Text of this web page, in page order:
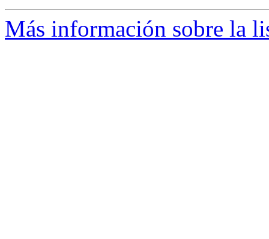
Más información sobre la